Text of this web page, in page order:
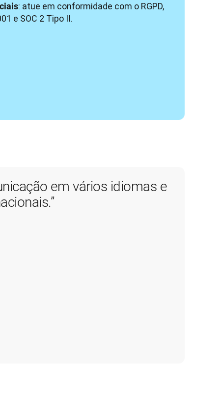
: atue em conformidade com o RGPD,
e SOC 2 Tipo II.
em vários idiomas e